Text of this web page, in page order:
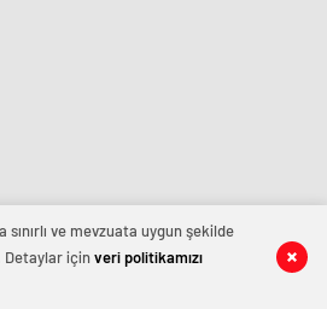
ve mevzuata uygun şekilde
Detaylar içinveri politikamızı